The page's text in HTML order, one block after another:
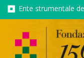
Ente strumentale